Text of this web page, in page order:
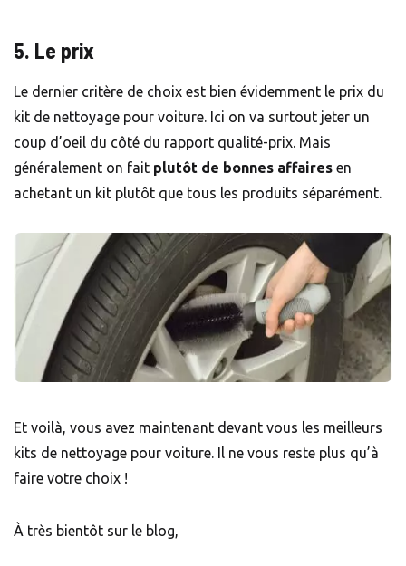
5. Le prix
Le dernier critère de choix est bien évidemment le prix du
kit de nettoyage pour voiture. Ici on va surtout jeter un
coup d’oeil du côté du rapport qualité-prix. Mais
généralement on fait plutôt de bonnes affaires en
achetant un kit plutôt que tous les produits séparément.
Et voilà, vous avez maintenant devant vous les meilleurs
kits de nettoyage pour voiture. Il ne vous reste plus qu’à
faire votre choix !
À très bientôt sur le blog,